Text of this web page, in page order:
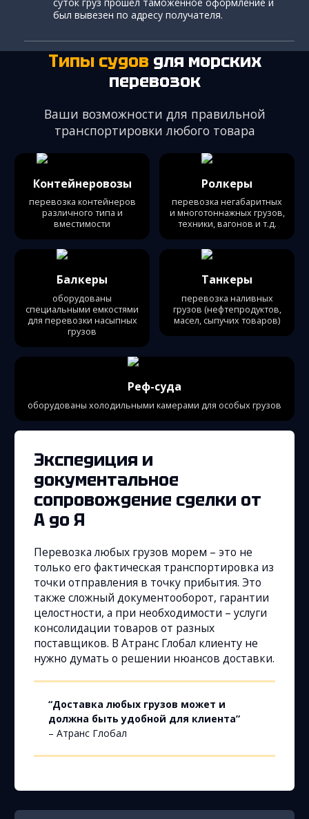
суток груз прошел таможенное оформление и
был вывезен по адресу получателя.
Типы судов для морских
перевозок
Ваши возможности для правильной
транспортировки любого товара
Контейнеровозы
перевозка контейнеров
различного типа и
вместимости
Ролкеры
перевозка негабаритных
и многотоннажных грузов,
техники, вагонов и т.д.
Балкеры
оборудованы
специальными емкостями
для перевозки насыпных
грузов
Танкеры
перевозка наливных
грузов (нефтепродуктов,
масел, сыпучих товаров)
Реф-суда
оборудованы холодильными камерами для особых грузов
Экспедиция и
документальное
сопровождение сделки от
А до Я
Перевозка любых грузов морем – это не
только его фактическая транспортировка из
точки отправления в точку прибытия. Это
также сложный документооборот, гарантии
целостности, а при необходимости – услуги
консолидации товаров от разных
поставщиков. В Атранс Глобал клиенту не
нужно думать о решении нюансов доставки.
“Доставка любых грузов может и
должна быть удобной для клиента”
– Атранс Глобал